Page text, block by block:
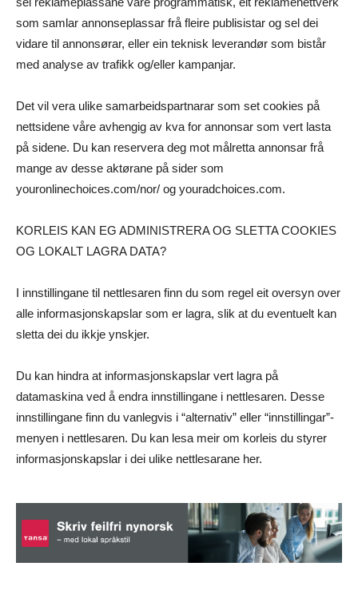
som samlar annonseplassar frå fleire publisistar og sel dei
vidare til annonsørar, eller ein teknisk leverandør som bistår
med analyse av trafikk og/eller kampanjar.
Det vil vera ulike samarbeidspartnarar som set cookies på
nettsidene våre avhengig av kva for annonsar som vert lasta
på sidene. Du kan reservera deg mot målretta annonsar frå
mange av desse aktørane på sider som
youronlinechoices.com/nor/ og youradchoices.com.
KORLEIS KAN EG ADMINISTRERA OG SLETTA COOKIES
OG LOKALT LAGRA DATA?
I innstillingane til nettlesaren finn du som regel eit oversyn over
alle informasjonskapslar som er lagra, slik at du eventuelt kan
sletta dei du ikkje ynskjer.
Du kan hindra at informasjonskapslar vert lagra på
datamaskina ved å endra innstillingane i nettlesaren. Desse
innstillingane finn du vanlegvis i “alternativ” eller “innstillingar”-
menyen i nettlesaren. Du kan lesa meir om korleis du styrer
informasjonskapslar i dei ulike nettlesarane her.